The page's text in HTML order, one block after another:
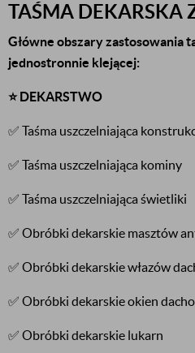
TAŚMA DEKARSKA
Główne obszary zastosowania
jednostronnie klejącej:
⭐️ DEKARSTWO
✅ Taśma uszczelniająca
✅ Taśma uszczelniająca kominy
✅ Taśma uszczelniająca świetliki
✅ Obróbki dekarskie masztów
✅ Obróbki dekarskie włazów
✅ Obróbki dekarskie okien
✅ Obróbki dekarskie lukarn